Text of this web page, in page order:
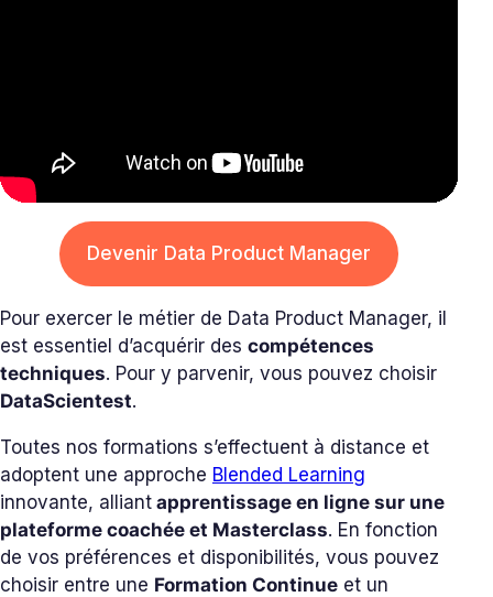
Devenir Data Product Manager
Pour exercer le métier de Data Product Manager, il
est essentiel d’acquérir des compétences
techniques. Pour y parvenir, vous pouvez choisir
DataScientest.
Toutes nos formations s’effectuent à distance et
adoptent une approche Blended Learning
innovante, alliant apprentissage en ligne sur une
plateforme coachée et Masterclass. En fonction
de vos préférences et disponibilités, vous pouvez
choisir entre une Formation Continue et un